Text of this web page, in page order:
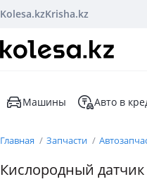
Kolesa.kzKrisha.kz
Машины Авто в
Главная Запчасти
Кислородный